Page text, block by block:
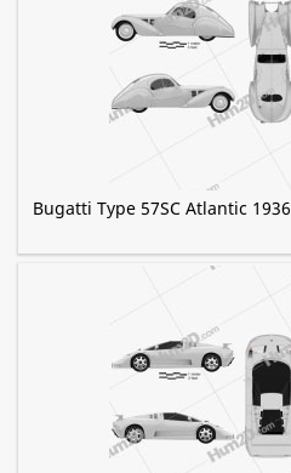
Bugatti Type 57SC Atlantic 1936